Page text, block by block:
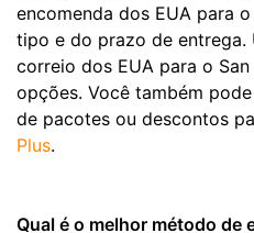
encomenda dos EUA para
tipo e do prazo de entrega.
correio dos EUA para o
opções. Você também
de pacotes ou descontos
Plus.
Qual é o melhor método de